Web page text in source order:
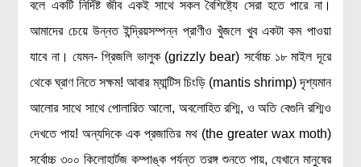
বলে একটি নির্দিষ্ট জীব একই সাথে সকল বৈশিষ্ট্যে সেরা হতে পারে না।
আমাদের চেয়ে উন্নত ইন্দ্রিয়সম্পন্ন প্রাণীও খুঁজলে খুব একটা কম পাওয়া
যাবে না। যেমন- গ্রিজলি ভালুক (grizzly bear) সর্বোচ্চ ১৮ মাইল দূরে
থেকে ঘ্রাণ নিতে সক্ষম! আবার ম্যান্টিস চিংড়ি (mantis shrimp) দৃশ্যমান
আলোর সাথে সাথে পোলারিত আলো, অবলোহিত রশ্মি, ও অতি বেগুনি রশ্মিও
দেখতে পায়! অন্যদিকে এক প্রজাতির মথ (the greater wax moth)
সর্বোচ্চ ৩০০ কিলোহার্টজ কম্পাঙ্ক পর্যন্ত তরঙ্গ শুনতে পায়, যেখানে মানুষের